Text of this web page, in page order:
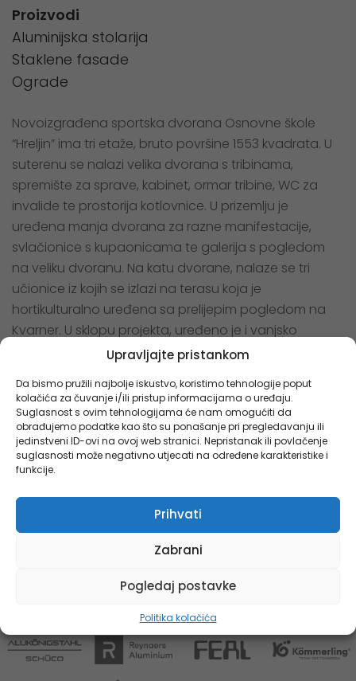
Upravljajte pristankom
Da bismo pružili najbolje iskustvo, koristimo tehnologije poput
kolačića za čuvanje i/ili pristup informacijama o uređaju.
Suglasnost s ovim tehnologijama će nam omogućiti da
obrađujemo podatke kao što su ponašanje pri pregledavanju ili
jedinstveni ID-ovi na ovoj web stranici. Nepristanak ili povlačenje
suglasnosti može negativno utjecati na određene karakteristike i
funkcije.
Prihvati
Zabrani
Pogledaj postavke
Politika kolačića
Proizvodi
Aluminijska stolarija
Staklene fasade
Ograde
Novoizgrađena sportska dvorana Osnovne škole
“Hreljin” ima tri etaže, bruto površine 1553 kvadrata. U
suterenu se nalazi velika dvorana s tribinama,
spremište za sprave, kabinet, ormar tribine, WC za
invalide te prostorija kotlovnice. U prizemlju je
uređena manja dvorana za razne manifestacije,
svlačionice s kupaonicama te galerija s pogledom
na veliku dvoranu. Na katu dvorane, nalaze se tri
učionice iz kojih se izlazi na terasu koja je
hortikulturalno uređena sa prelijepim pogledom na
Kvarner. U sklopu projekta, uređeno je i vanjsko
igralište s tribinama i školski trg.
Korištene serije profila Reynaers CS68, Feal Termo
65VS, Unutarnje pozicije Dalmo 45, Fasada 50FK